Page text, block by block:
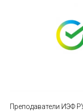
Преподаватели ИЭФ